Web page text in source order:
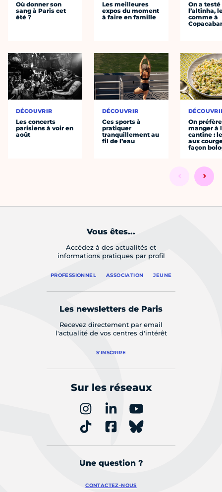
Où donner son
sang à Paris cet
été ?
DÉCOUVRIR
Les concerts
parisiens à voir en
août
Les meilleures
expos du moment
à faire en famille
DÉCOUVRIR
Ces sports à
pratiquer
tranquillement au
fil de l’eau
On a testé
l’altinha,
comme à
On préfère
manger à
cantine :
aux
façon
Vous êtes...
Accédez à des actualités et
informations pratiques par profil
PROFESSIONNEL ASSOCIATION JEUNE
Les newsletters de Paris
Recevez directement par email
l'actualité de vos centres d'intérêt
S'INSCRIRE
Sur les réseaux
Une question ?
CONTACTEZ-NOUS